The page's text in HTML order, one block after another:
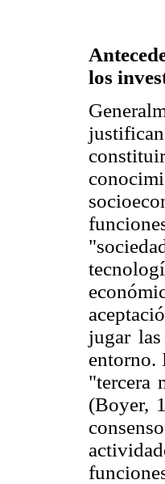
los
jugar
entorno.
"tercera
(Boyer,